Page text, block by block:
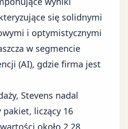
się solidnymi
i optymistycznymi
w segmencie
(AI), gdzie firma jest
Stevens nadal
pakiet, liczący 16
około 2,28